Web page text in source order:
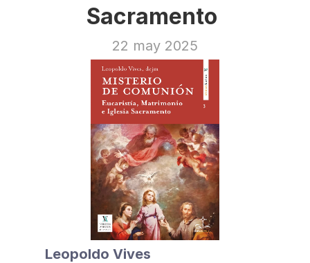
Sacramento
22 may 2025
Leopoldo Vives